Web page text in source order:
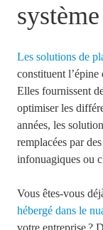
Les solutions de
constituent l’épine
Elles fournissent
optimiser les
années, les
remplacées par
infonuagiques ou
Vous êtes-vous
hébergé dans le
votre entreprise ?